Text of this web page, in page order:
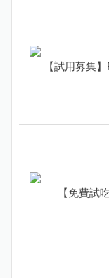
【試用募集
【免費試